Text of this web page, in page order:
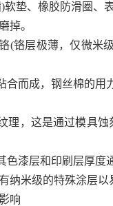
垫、橡胶防滑圈、
掉。
(铬层极薄，仅微米
而成，钢丝棉的用
理，这是通过模具
漆层和印刷层厚度
纳米级的特殊涂层以
响